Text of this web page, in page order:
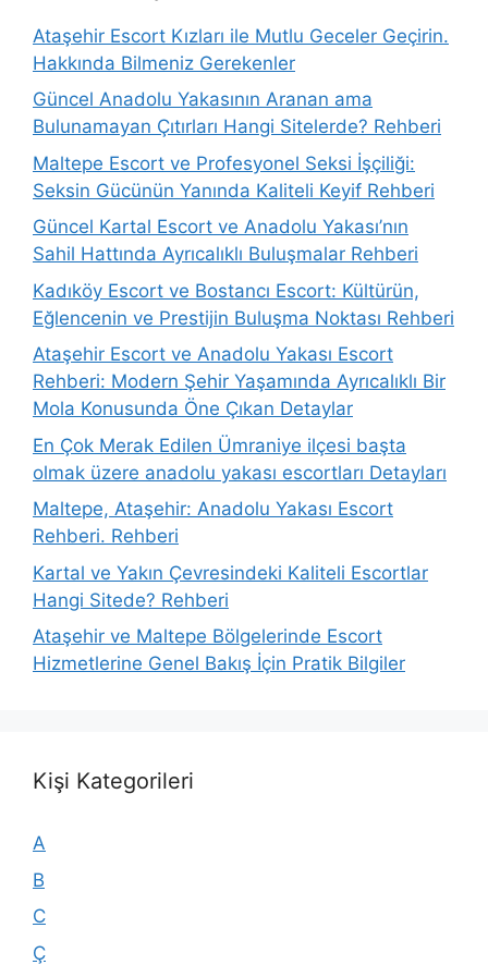
Ataşehir Escort Kızları ile Mutlu Geceler Geçirin.
Hakkında Bilmeniz Gerekenler
Güncel Anadolu Yakasının Aranan ama
Bulunamayan Çıtırları Hangi Sitelerde? Rehberi
Maltepe Escort ve Profesyonel Seksi İşçiliği:
Seksin Gücünün Yanında Kaliteli Keyif Rehberi
Güncel Kartal Escort ve Anadolu Yakası’nın
Sahil Hattında Ayrıcalıklı Buluşmalar Rehberi
Kadıköy Escort ve Bostancı Escort: Kültürün,
Eğlencenin ve Prestijin Buluşma Noktası Rehberi
Ataşehir Escort ve Anadolu Yakası Escort
Rehberi: Modern Şehir Yaşamında Ayrıcalıklı Bir
Mola Konusunda Öne Çıkan Detaylar
En Çok Merak Edilen Ümraniye ilçesi başta
olmak üzere anadolu yakası escortları Detayları
Maltepe, Ataşehir: Anadolu Yakası Escort
Rehberi. Rehberi
Kartal ve Yakın Çevresindeki Kaliteli Escortlar
Hangi Sitede? Rehberi
Ataşehir ve Maltepe Bölgelerinde Escort
Hizmetlerine Genel Bakış İçin Pratik Bilgiler
Kişi Kategorileri
A
B
C
Ç